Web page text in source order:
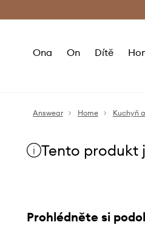
Ona On Dítě
Answear Home Kuchyň
Tento produkt
Prohlédněte si